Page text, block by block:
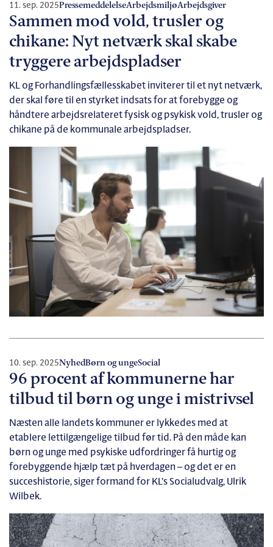
11. sep. 2025PressemeddelelseArbejdsmiljøArbejdsgiver
Sammen mod vold, trusler og
chikane: Nyt netværk skal skabe
tryggere arbejdspladser
KL og Forhandlingsfællesskabet inviterer til et nyt netværk,
der skal føre til en styrket indsats for at forebygge og
håndtere arbejdsrelateret fysisk og psykisk vold, trusler og
chikane på de kommunale arbejdspladser.
10. sep. 2025NyhedBørn og ungeSocial
96 procent af kommunerne har
tilbud til børn og unge i mistrivsel
Næsten alle landets kommuner er lykkedes med at
etablere lettilgængelige tilbud før tid. På den måde kan
børn og unge med psykiske udfordringer få hurtig og
forebyggende hjælp tæt på hverdagen – og det er en
succeshistorie, siger formand for KL’s Socialudvalg, Ulrik
Wilbek.